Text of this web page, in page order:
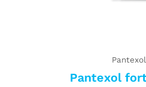
Pantexol
Pantexol